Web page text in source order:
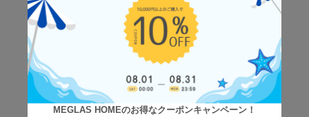
MEGLAS HOMEのお得なクーポンキャンペーン！